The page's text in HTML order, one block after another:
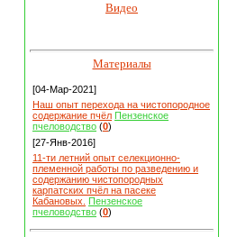
Видео
Материалы
[04-Мар-2021]
Наш опыт перехода на чистопородное
содержание пчёл Пензенское
пчеловодство (0)
[27-Янв-2016]
11-ти летний опыт селекционно-
племенной работы по разведению и
содержанию чистопородных
карпатских пчёл на пасеке
Кабановых.
Пензенское
пчеловодство (0)